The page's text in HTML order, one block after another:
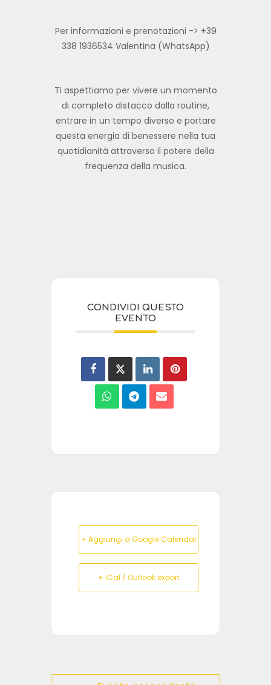
Per informazioni e prenotazioni -> +39
338 1936534 Valentina (WhatsApp)
Ti aspettiamo per vivere un momento
di completo distacco dalla routine,
entrare in un tempo diverso e portare
questa energia di benessere nella tua
quotidianità attraverso il potere della
frequenza della musica.
CONDIVIDI QUESTO
EVENTO
+ Aggiungi a Google Calendar
+ iCal / Outlook export